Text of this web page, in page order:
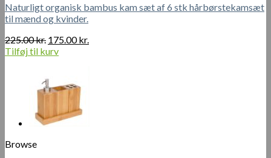
Naturligt organisk bambus kam sæt af 6 stk hårbørstekamsæt
til mænd og kvinder.
225.00kr. Den
oprindelige
225.00 kr..
175.00kr.
Tilføj til kurv
Browse